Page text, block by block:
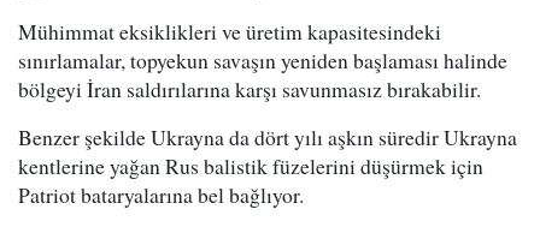
Mühimmat eksiklikleri ve üretim kapasitesindeki
sınırlamalar, topyekun savaşın yeniden başlaması halinde
bölgeyi İran saldırılarına karşı savunmasız bırakabilir.
Benzer şekilde Ukrayna da dört yılı aşkın süredir Ukrayna
kentlerine yağan Rus balistik füzelerini düşürmek için
Patriot bataryalarına bel bağlıyor.